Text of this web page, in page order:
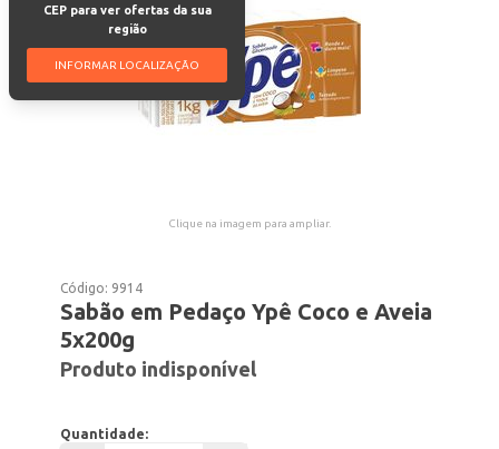
CEP para ver ofertas da sua
região
INFORMAR LOCALIZAÇÃO
Clique na imagem para ampliar.
Código: 9914
Sabão em Pedaço Ypê Coco e Aveia
5x200g
Produto indisponível
Quantidade: